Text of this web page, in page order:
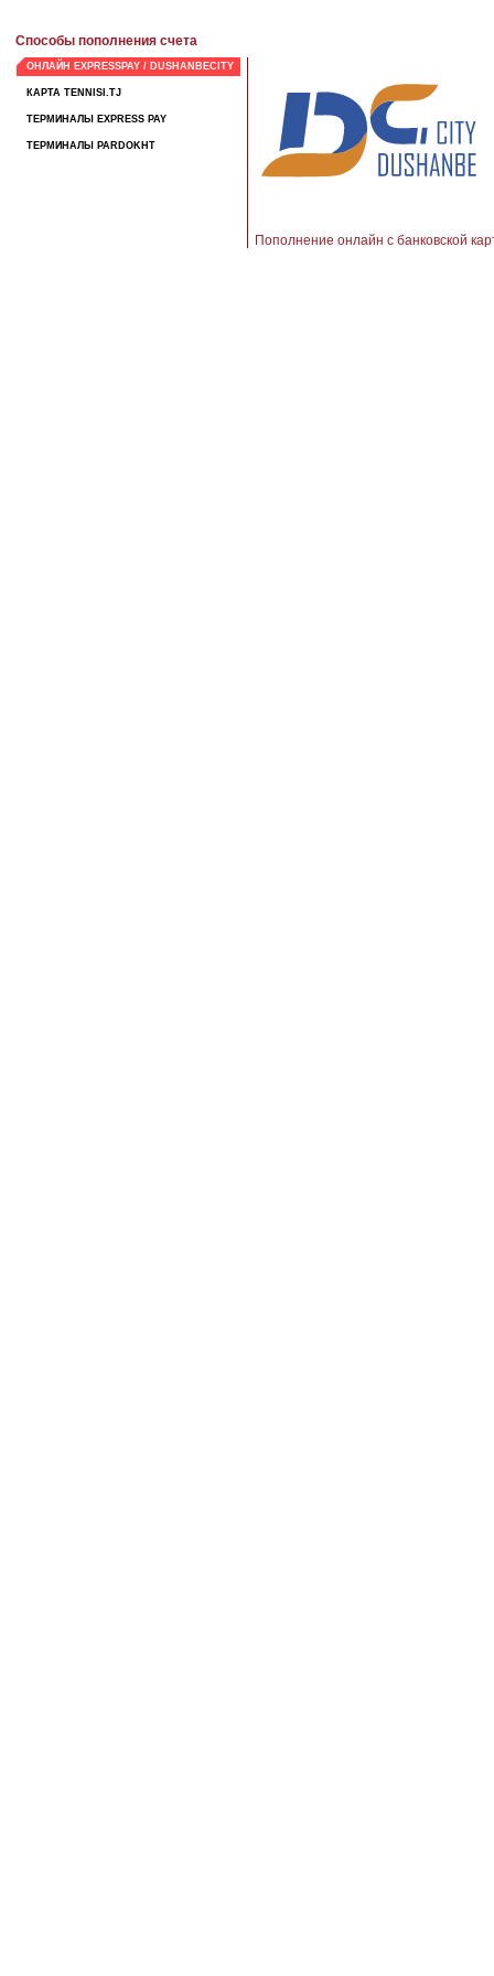
Способы пополнения счета
ОНЛАЙН EXPRESSPAY / DUSHANBECITY
КАРТА TENNISI.TJ
ТЕРМИНАЛЫ EXPRESS PAY
ТЕРМИНАЛЫ PARDOKHT
Пополнение онлайн с банковской